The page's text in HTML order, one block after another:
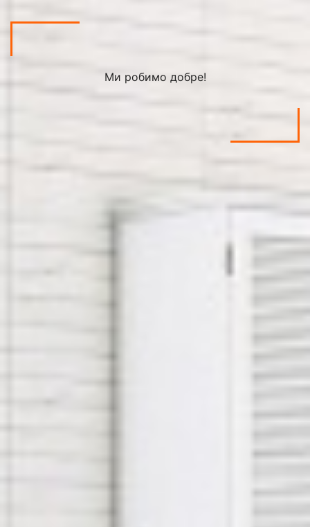
Ми робимо добре!